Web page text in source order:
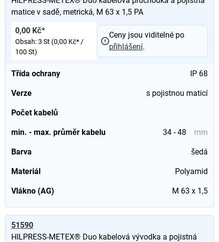
matice v sadě, metrická, M 63 x 1,5 PA
Třída ochrany IP 68
Verze s pojistnou maticí
Počet kabelů
min. - max. průměr kabelu 34 - 48 mm
Barva šedá
Materiál Polyamid
Vlákno (AG) M 63 x 1,5
0,00 Kč*
Obsah:3 St (0,00 Kč* /
100 St)
Ceny jsou viditelné po
přihlášení.
51590
HILPRESS-METEX® Duo kabelová vývodka a pojistná